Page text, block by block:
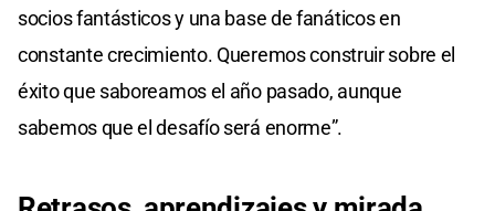
socios fantásticos y una base de fanáticos en
constante crecimiento. Queremos construir sobre el
éxito que saboreamos el año pasado, aunque
sabemos que el desafío será enorme”.